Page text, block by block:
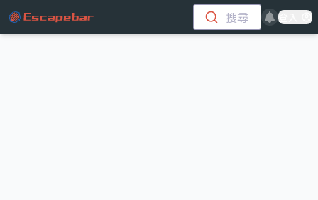
跳至主要內容
搜尋 登入